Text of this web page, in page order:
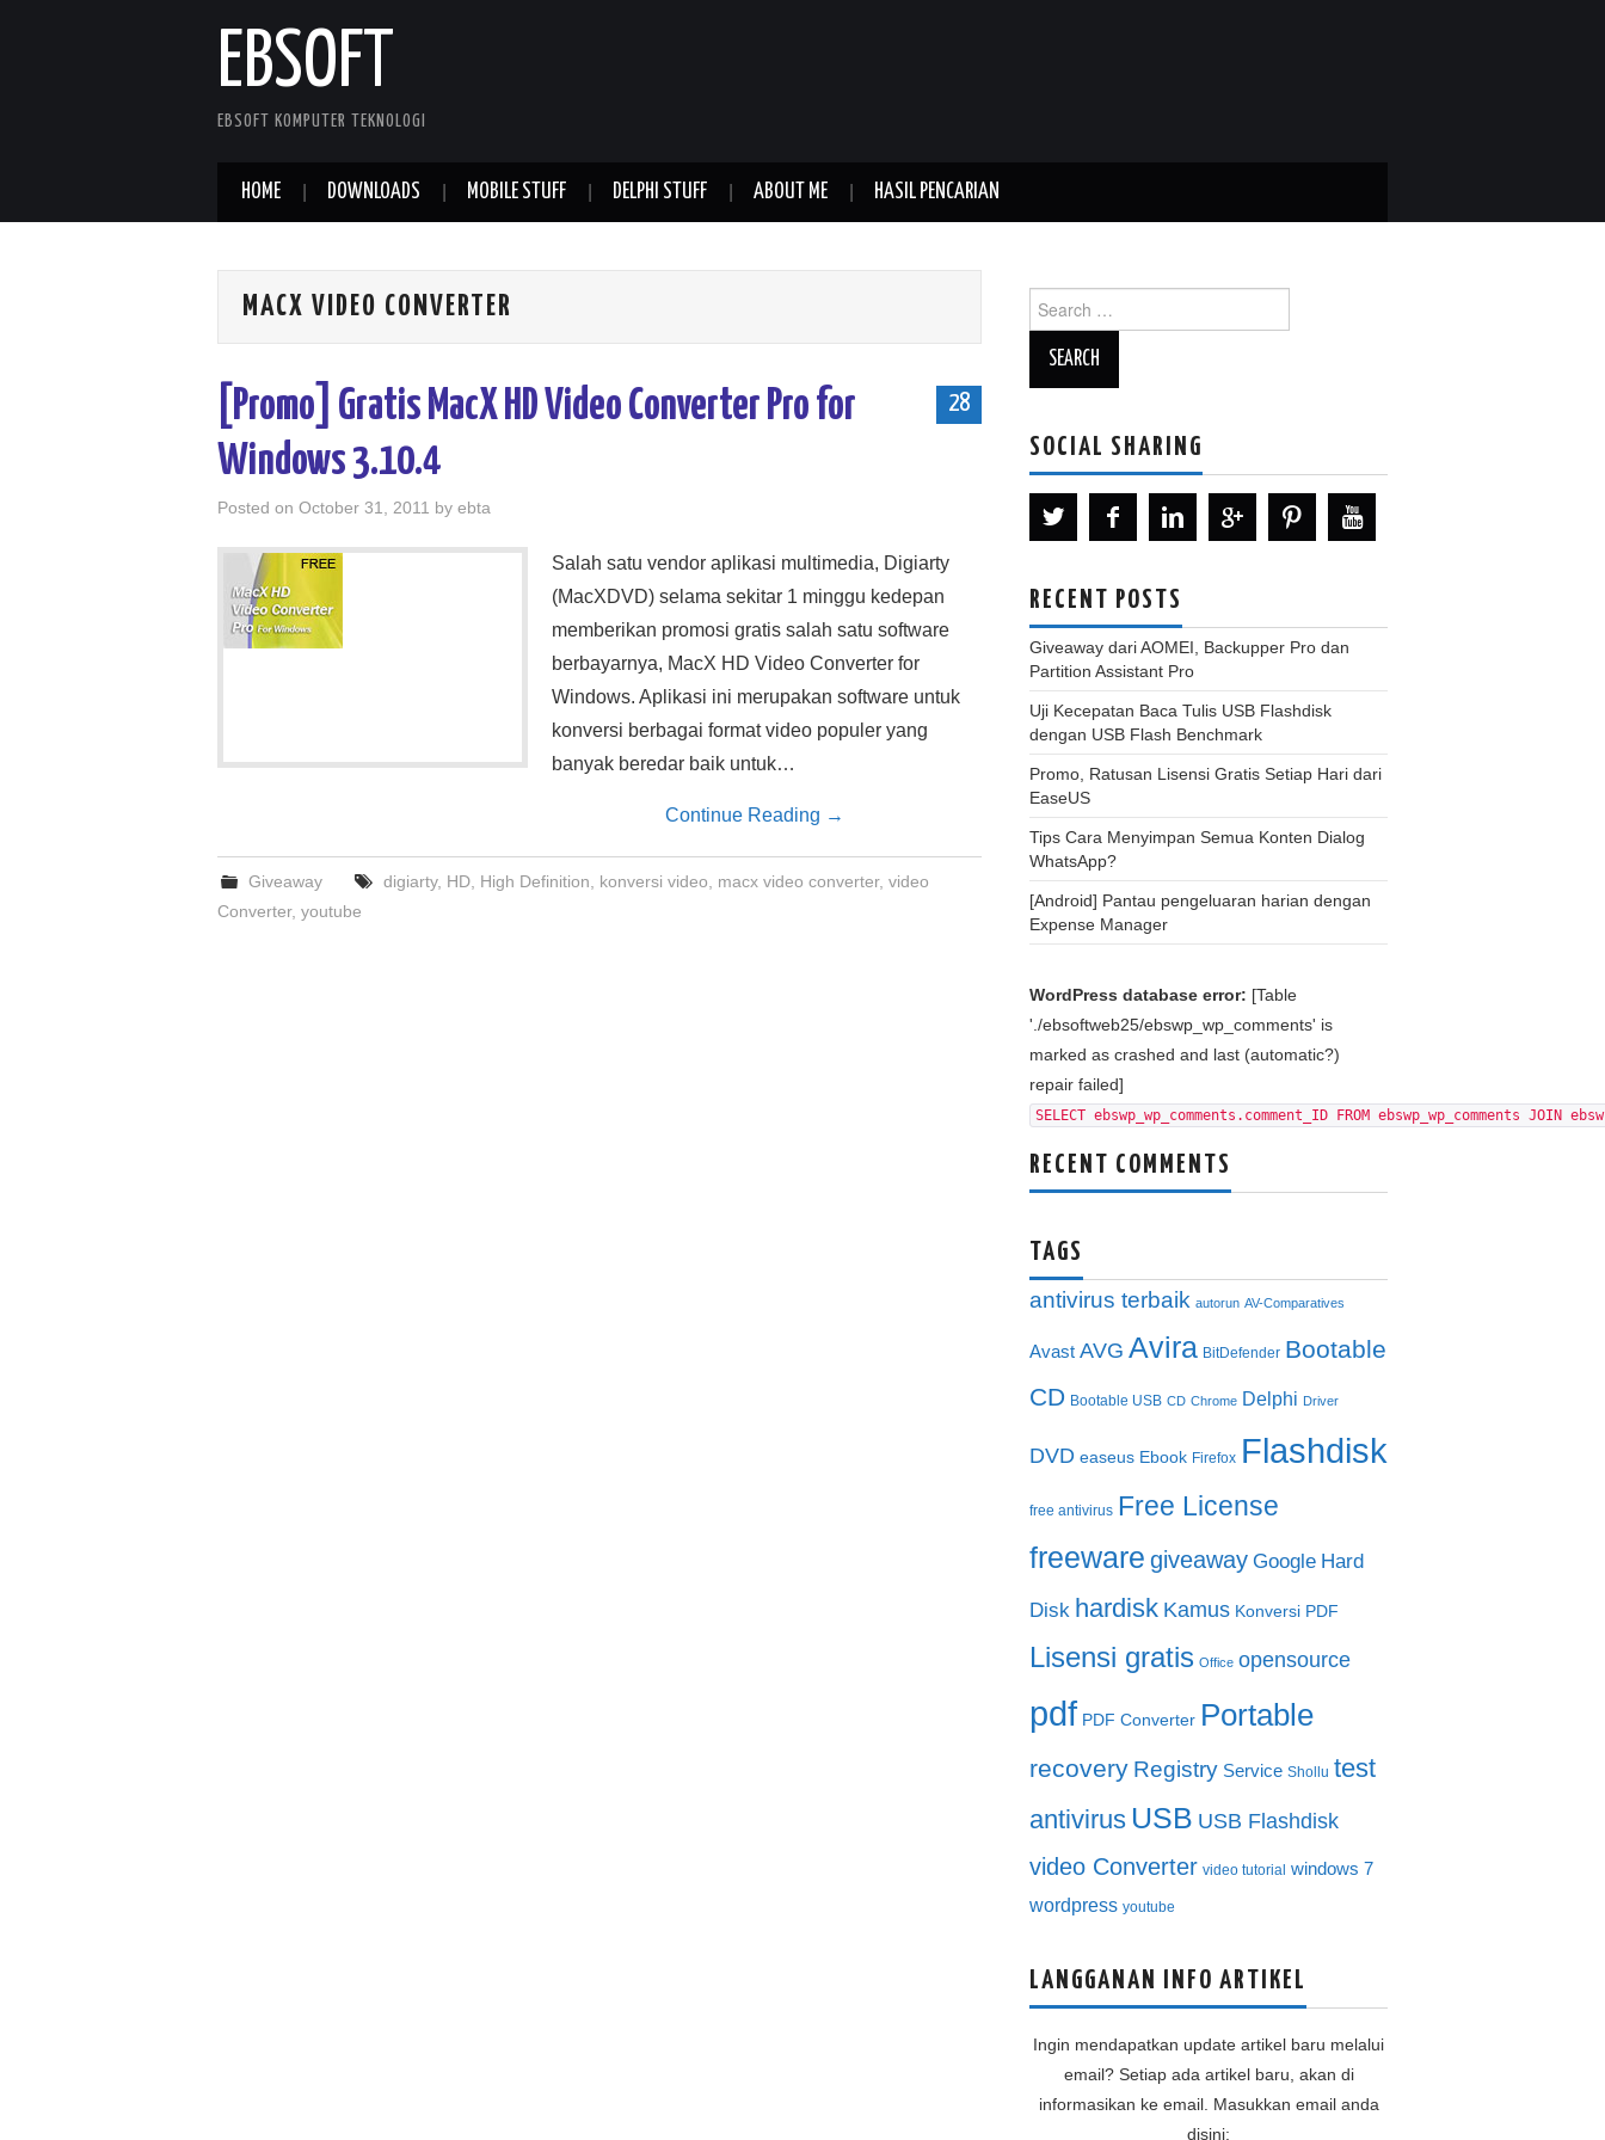
EBSOFT
EBSOFT KOMPUTER TEKNOLOGI
HOME DOWNLOADS MOBILE STUFF DELPHI STUFF ABOUT ME HASIL PENCARIAN
MACX VIDEO CONVERTER
28
[Promo] Gratis MacX HD Video Converter Pro for
Windows 3.10.4
Posted on October 31, 2011 by ebta
Salah satu vendor aplikasi multimedia, Digiarty
(MacXDVD) selama sekitar 1 minggu kedepan
memberikan promosi gratis salah satu software
berbayarnya, MacX HD Video Converter for
Windows. Aplikasi ini merupakan software untuk
konversi berbagai format video populer yang
banyak beredar baik untuk…
Continue Reading →
Giveaway digiarty, HD, High Definition konversi video macx video converter, video
Converter, youtube
for:
SOCIAL SHARING
RECENT POSTS
Giveaway dari AOMEI, Backupper Pro dan
Partition Assistant Pro
Uji Kecepatan Baca Tulis USB Flashdisk
dengan USB Flash Benchmark
Promo, Ratusan Lisensi Gratis Setiap Hari dari
EaseUS
Tips Cara Menyimpan Semua Konten Dialog
WhatsApp?
[Android] Pantau pengeluaran harian dengan
Expense Manager
WordPress database error: [Table
'./ebsoftweb25/ebswp_wp_comments' is
marked as crashed and last (automatic?)
repair failed]
SELECT ebswp_wp_comments.comment_ID FROM ebswp_wp_comments
RECENT COMMENTS
TAGS
antivirus terbaik autorun AV-Comparatives
Avast AVG Avira BitDefender Bootable
CD Bootable USB CD Chrome Delphi Driver
DVD easeus Ebook Firefox Flashdisk
free antivirus Free License
freeware giveaway Google Hard
Disk hardisk Kamus Konversi PDF
Lisensi gratis Office opensource
pdf PDF Converter Portable
recovery Registry Service Shollu test
antivirus USB USB Flashdisk
video Converter video tutorial windows 7
wordpress youtube
LANGGANAN INFO ARTIKEL
Ingin mendapatkan update artikel baru melalui
email? Setiap ada artikel baru, akan di
informasikan ke email. Masukkan email anda
disini: